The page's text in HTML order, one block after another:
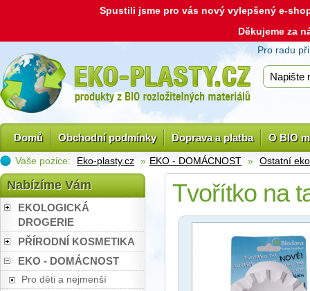
Spustili jsme pro vás nový vylepšený e-
Děkujeme za
Pro radu
Domů Obchodní podmínky Doprava a platba O BIO
Vaše pozice: Eko-plasty.cz » EKO - DOMÁCNOST » Ostatní
Nabízíme Vám
EKOLOGICKÁ
DROGERIE
PŘÍRODNÍ KOSMETIKA
EKO - DOMÁCNOST
Pro děti a nejmenší
Tvořítko na